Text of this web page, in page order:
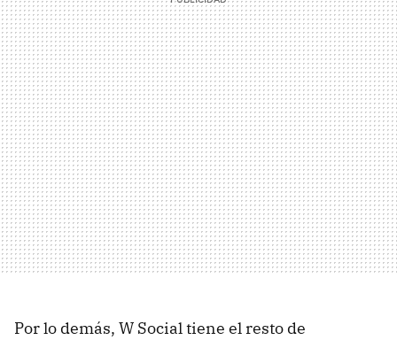
Por lo demás, W Social tiene el resto de